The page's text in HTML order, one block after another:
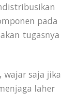
pada
tugasnya
wajar saja jika
laher